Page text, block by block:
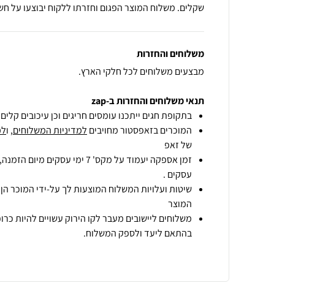
שקלים. משלוח המוצר הפגום וחזרתו ללקוח יבוצעו על
משלוחים והחזרות
מבצעים משלוחים לכל חלקי הארץ.
תנאי משלוחים והחזרות ב-zap
בתקופת חגים ייתכנו עומסים חריגים וכן עיכובים
המוכרים בזאפסטור מחויבים למדיניות המשלוחים, ו
של זאפ
זמן אספקה יעמוד על מקס' 7 ימי עסקים מיום הזמנה,
עסקים .
שיטות ועלויות המשלוח המוצעות לך על-ידי המוכר
המוצר
משלוחים ליישובים מעבר לקו הירוק עשויים להיות
בהתאם ליעד ולספק המשלוח.